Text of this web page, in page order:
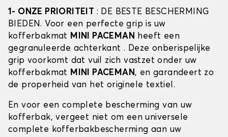
1- ONZE PRIORITEIT : DE BESTE BESCHERMING
BIEDEN. Voor een perfecte grip is uw
kofferbakmat MINI PACEMAN heeft een
gegranuleerde achterkant . Deze onberispelijke
grip voorkomt dat vuil zich vastzet onder uw
kofferbakmat MINI PACEMAN, en garandeert zo
de properheid van het originele textiel.
En voor een complete bescherming van uw
kofferbak, vergeet niet om een universele
complete kofferbakbescherming aan uw